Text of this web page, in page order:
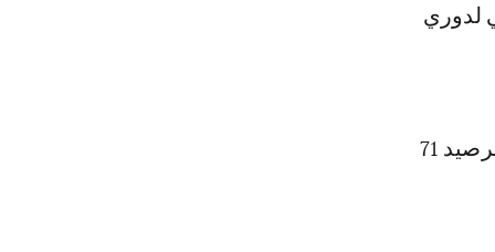
لدوري
تجدر الإشارة إلى أن فريق الهلال، يحتل صدارة ترتيب الدوري السعودي برصيد 71